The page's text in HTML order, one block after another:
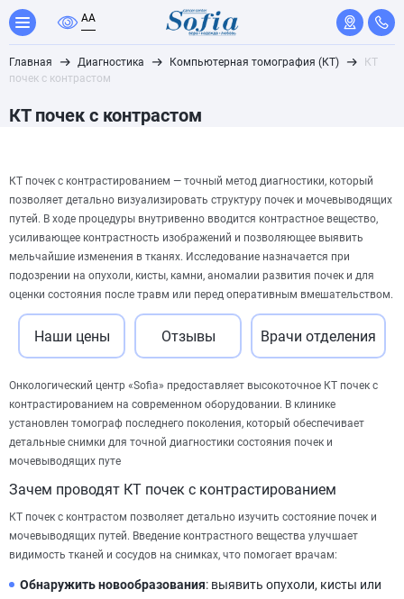
AA
Главная Диагностика Компьютерная томография (КТ)
КТ
почек с контрастом
КТ почек с контрастом
КТ почек с контрастированием — точный метод диагностики, который
позволяет детально визуализировать структуру почек и мочевыводящих
путей. В ходе процедуры внутривенно вводится контрастное вещество,
усиливающее контрастность изображений и позволяющее выявить
мельчайшие изменения в тканях. Исследование назначается при
подозрении на опухоли, кисты, камни, аномалии развития почек и для
оценки состояния после травм или перед оперативным вмешательством.
Наши цены Отзывы Врачи отделения
Онкологический центр «Sofia» предоставляет высокоточное КТ почек с
контрастированием на современном оборудовании. В клинике
установлен томограф последнего поколения, который обеспечивает
детальные снимки для точной диагностики состояния почек и
мочевыводящих путе
Зачем проводят КТ почек с контрастированием
КТ почек с контрастом позволяет детально изучить состояние почек и
мочевыводящих путей. Введение контрастного вещества улучшает
видимость тканей и сосудов на снимках, что помогает врачам:
Обнаружить новообразования: выявить опухоли, кисты или